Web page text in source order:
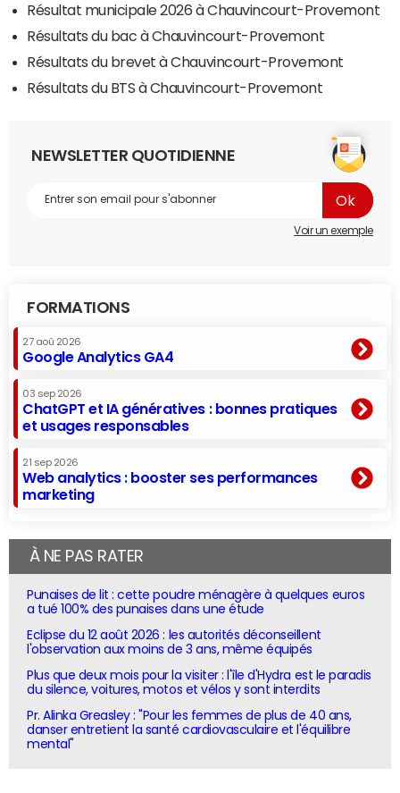
Résultat municipale 2026 à Chauvincourt-Provemont
Résultats du bac à Chauvincourt-Provemont
Résultats du brevet à Chauvincourt-Provemont
Résultats du BTS à Chauvincourt-Provemont
NEWSLETTER QUOTIDIENNE
Voir un exemple
FORMATIONS
27 aoû 2026
Google Analytics GA4
03 sep 2026
ChatGPT et IA génératives : bonnes pratiques
et usages responsables
21 sep 2026
Web analytics : booster ses performances
marketing
À NE PAS RATER
Punaises de lit : cette poudre ménagère à quelques euros
a tué 100% des punaises dans une étude
Eclipse du 12 août 2026 : les autorités déconseillent
l'observation aux moins de 3 ans, même équipés
Plus que deux mois pour la visiter : l'île d'Hydra est le paradis
du silence, voitures, motos et vélos y sont interdits
Pr. Alinka Greasley : "Pour les femmes de plus de 40 ans,
danser entretient la santé cardiovasculaire et l'équilibre
mental"